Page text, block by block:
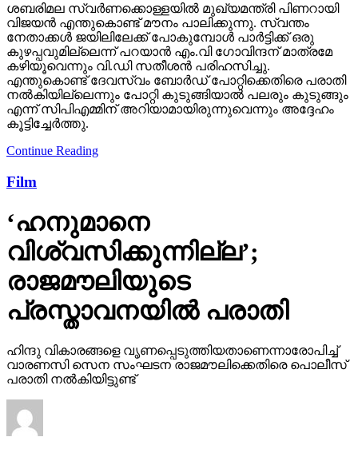
ശബരിമല സ്വര്‍ണക്കൊള്ളയില്‍ മുഖ്യമന്ത്രി പിണറായി
വിജയന്‍ എന്തുകൊണ്ട് മൗനം പാലിക്കുന്നു. സ്വന്തം
നേതാക്കള്‍ ജയിലിലേക്ക് പോകുമ്പോള്‍ പാര്‍ട്ടിക്ക് ഒരു
കുഴപ്പവുമില്ലെന്ന് പറയാന്‍ എം.വി ഗോവിന്ദന് മാത്രമേ
കഴിയൂവെന്നും വി.ഡി സതീശന്‍ പരിഹസിച്ചു.
എന്തുകൊണ്ട് ദേവസ്വം ബോര്‍ഡ് പോറ്റിക്കെതിരെ പരാതി
നല്‍കിയില്ലെന്നും പോറ്റി കുടുങ്ങിയാല്‍ പലരും കുടുങ്ങും
എന്ന് സിപിഎമ്മിന് അറിയാമായിരുന്നുവെന്നും അദ്ദേഹം
കൂട്ടിച്ചേര്‍ത്തു.
Continue Reading
Film
‘ഹനുമാനെ
വിശ്വസിക്കുന്നില്ല’;
രാജമൗലിയുടെ
പ്രസ്താവനയില്‍ പരാതി
ഹിന്ദു വികാരങ്ങളെ വൃണപ്പെടുത്തിയതാണെന്നാരോപിച്ച്
വാരണസി സെന സംഘടന രാജമൗലിക്കെതിരെ പൊലീസ്
പരാതി നല്‍കിയിട്ടുണ്ട്